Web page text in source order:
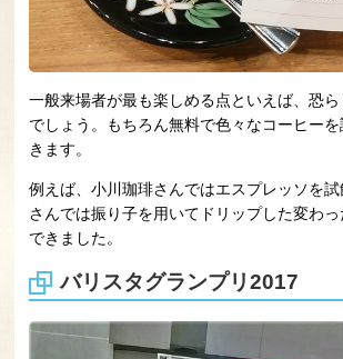
一般来場者が最も楽しめる点といえば、恐
でしょう。もちろん無料で色々なコーヒー
きます。
例えば、小川珈琲さんではエスプレッソを
さんでは振り子を用いてドリップした変わ
できました。
バリスタグランプリ2017